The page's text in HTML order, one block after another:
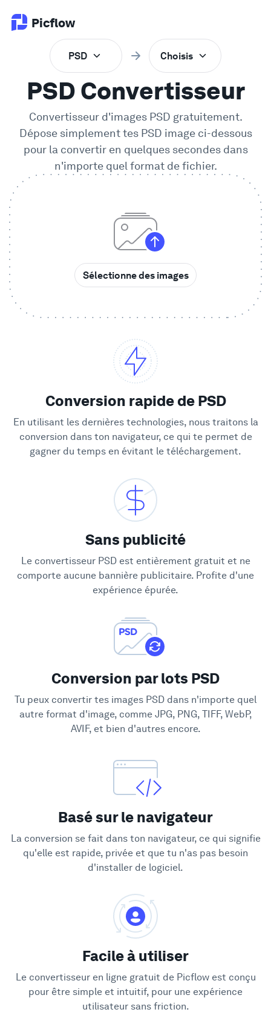
Picflow
Galerie Client
Flux de travail créatif
Comparer
Mur de l'Amour
PSD Choisis
PSD Convertisseur
Convertisseur d'images PSD gratuitement.
Dépose simplement tes PSD image ci-dessous
pour la convertir en quelques secondes dans
n'importe quel format de fichier.
Sélectionne des images
Conversion rapide de PSD
En utilisant les dernières technologies, nous traitons la
conversion dans ton navigateur, ce qui te permet de
gagner du temps en évitant le téléchargement.
Sans publicité
Le convertisseur PSD est entièrement gratuit et ne
comporte aucune bannière publicitaire. Profite d'une
expérience épurée.
Conversion par lots PSD
Tu peux convertir tes images PSD dans n'importe quel
autre format d'image, comme JPG, PNG, TIFF, WebP,
AVIF, et bien d'autres encore.
Basé sur le navigateur
La conversion se fait dans ton navigateur, ce qui signifie
qu'elle est rapide, privée et que tu n'as pas besoin
d'installer de logiciel.
Facile à utiliser
Le convertisseur en ligne gratuit de Picflow est conçu
pour être simple et intuitif, pour une expérience
utilisateur sans friction.